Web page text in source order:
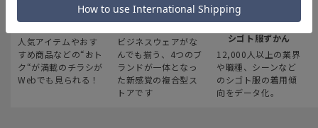
最新のお買い得情報
人気アイテムやおす
すめ商品などの“おト
ク“が満載のチラシが
Webでも見られる！
スーツスクエア
ビジネスウェアがな
んでも揃う、4つのブ
ランドが一体となっ
た新感覚の複合型ス
トアです
みんなの
シゴト服ずかん
12,000人以上の業界
や職種、シーンなど
のシゴト服の着用傾
向をデータ化。